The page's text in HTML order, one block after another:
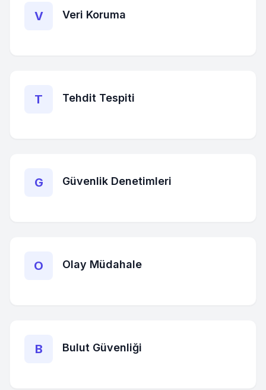
V Veri Koruma
T Tehdit Tespiti
G Güvenlik Denetimleri
O Olay Müdahale
B Bulut Güvenliği